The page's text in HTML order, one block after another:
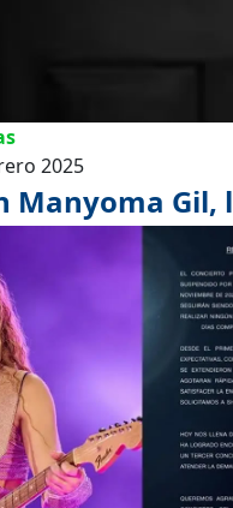
2025
Manyoma Gil,